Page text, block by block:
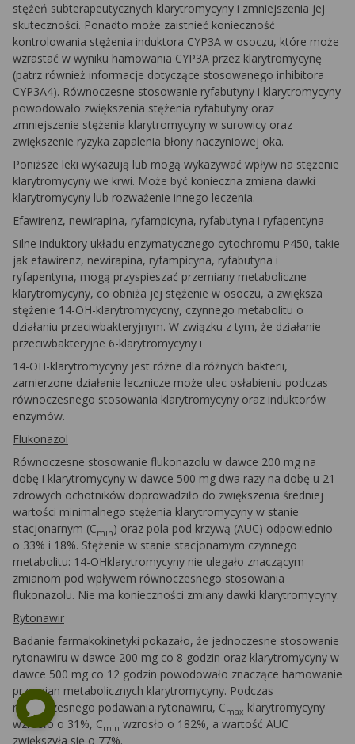
stężeń subterapeutycznych klarytromycyny i zmniejszenia jej
skuteczności. Ponadto może zaistnieć konieczność
kontrolowania stężenia induktora CYP3A w osoczu, które może
wzrastać w wyniku hamowania CYP3A przez klarytromycynę
(patrz również informacje dotyczące stosowanego inhibitora
CYP3A4). Równoczesne stosowanie ryfabutyny i klarytromycyny
powodowało zwiększenia stężenia ryfabutyny oraz
zmniejszenie stężenia klarytromycyny w surowicy oraz
zwiększenie ryzyka zapalenia błony naczyniowej oka.
Poniższe leki wykazują lub mogą wykazywać wpływ na stężenie
klarytromycyny we krwi. Może być konieczna zmiana dawki
klarytromycyny lub rozważenie innego leczenia.
Efawirenz, newirapina, ryfampicyna, ryfabutyna i ryfapentyna
Silne induktory układu enzymatycznego cytochromu P450, takie
jak efawirenz, newirapina, ryfampicyna, ryfabutyna i
ryfapentyna, mogą przyspieszać przemiany metaboliczne
klarytromycyny, co obniża jej stężenie w osoczu, a zwiększa
stężenie 14-OH-klarytromycycny, czynnego metabolitu o
działaniu przeciwbakteryjnym. W związku z tym, że działanie
przeciwbakteryjne 6-klarytromycyny i
14-OH-klarytromycyny jest różne dla różnych bakterii,
zamierzone działanie lecznicze może ulec osłabieniu podczas
równoczesnego stosowania klarytromycyny oraz induktorów
enzymów.
Flukonazol
Równoczesne stosowanie flukonazolu w dawce 200 mg na
dobę i klarytromycyny w dawce 500 mg dwa razy na dobę u 21
zdrowych ochotników doprowadziło do zwiększenia średniej
wartości minimalnego stężenia klarytromycyny w stanie
stacjonarnym (Cmin) oraz pola pod krzywą (AUC) odpowiednio
o 33% i 18%. Stężenie w stanie stacjonarnym czynnego
metabolitu: 14-OHklarytromycyny nie ulegało znaczącym
zmianom pod wpływem równoczesnego stosowania
flukonazolu. Nie ma konieczności zmiany dawki klarytromycyny.
Rytonawir
Badanie farmakokinetyki pokazało, że jednoczesne stosowanie
rytonawiru w dawce 200 mg co 8 godzin oraz klarytromycyny w
dawce 500 mg co 12 godzin powodowało znaczące hamowanie
przemian metabolicznych klarytromycyny. Podczas
równoczesnego podawania rytonawiru, Cmax klarytromycyny
wzrosło o 31%, Cmin wzrosło o 182%, a wartość AUC
zwiększyła się o 77%.